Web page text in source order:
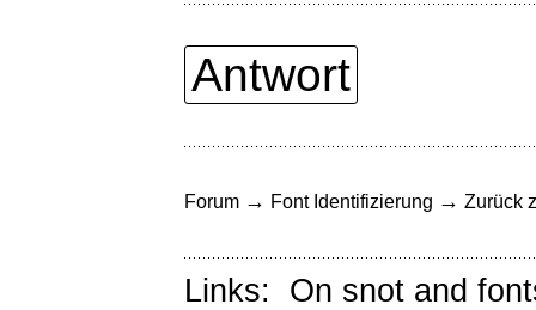
Antwort
Forum → Font Identifizierung → Zurück
Links: On snot and